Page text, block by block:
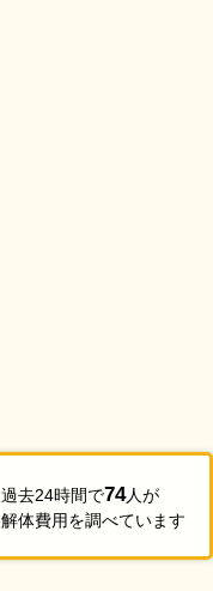
過去24時間で74人が
解体費用を調べています